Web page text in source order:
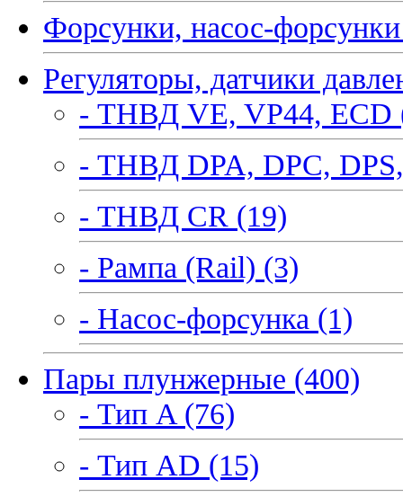
Форсунки, насос-
Регуляторы, датчики
- ТНВД VE, VP44, ECD
- ТНВД DPA, DPC,
- ТНВД CR (19)
- Рампа (Rail) (3)
- Насос-форсунка (1)
Пары плунжерные (400)
- Тип A (76)
- Тип AD (15)